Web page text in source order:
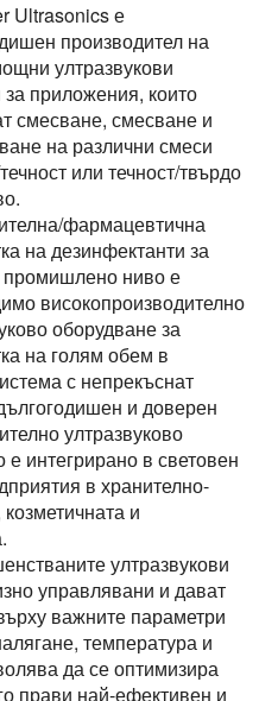
Ultrasonics е
производител на
ултразвукови
приложения, които
смесване, смесване и
на различни смеси
или течност/твърдо
фармацевтична
на дезинфектанти за
промишлено ниво е
високопроизводително
оборудване за
на голям обем в
с непрекъснат
и доверен
ултразвуково
интегрирано в световен
в хранително-
и
ултразвукови
управлявани и дават
важните параметри
температура и
да се оптимизира
прави най-ефективен и